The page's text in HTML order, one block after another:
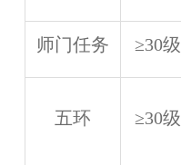
师门任务 ≥30级
五环 ≥30级